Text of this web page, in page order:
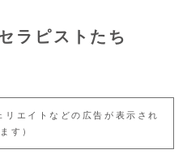
ラピストたち
リエイトなどの広告が表示され
す）